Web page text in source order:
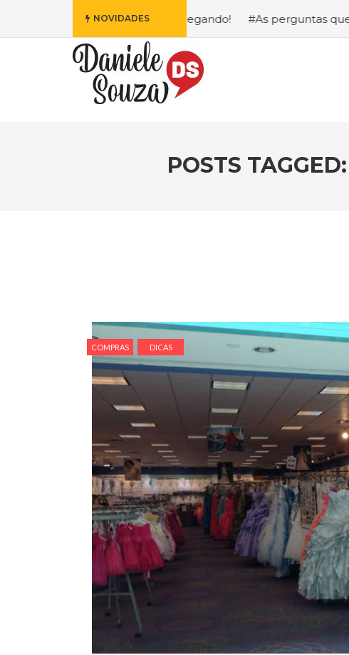
NOVIDADES
Fofa da Disney Está Chegando! #As perguntas que eu mais
POSTS
COMPRAS DICAS